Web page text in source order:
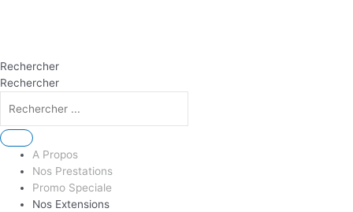
Rechercher
Rechercher
A Propos
Nos Prestations
Promo Speciale
Nos Extensions